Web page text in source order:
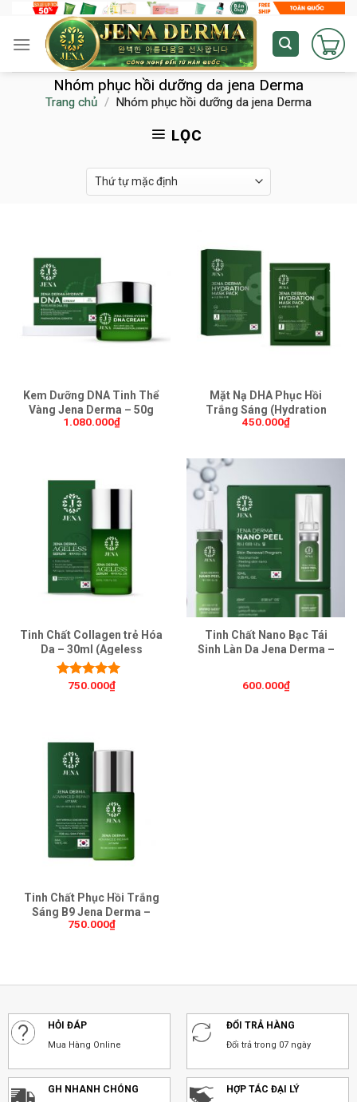
content
Nhóm phục hồi dưỡng da jena Derma
Trang chủ / Nhóm phục hồi dưỡng da jena Derma
LỌC
Kem Dưỡng DNA Tinh Thể
Vàng Jena Derma – 50g
(Hydrate DNA Cream)
1.080.000₫
Mặt Nạ DHA Phục Hồi
Trắng Sáng (Hydration
Mask Pack)
450.000₫
Tinh Chất Collagen trẻ Hóa
Da – 30ml (Ageless
Serum)
Được xếp
750.000₫
Tinh Chất Nano Bạc Tái
Sinh Làn Da Jena Derma –
600.000₫
Tinh Chất Phục Hồi Trắng
Sáng B9 Jena Derma –
30ml (Advanced Repair
750.000₫
HỎI ĐÁP
Mua Hàng Online
ĐỔI TRẢ HÀNG
Đổi trả trong 07 ngày
GH NHANH CHÓNG HỢP TÁC ĐẠI LÝ